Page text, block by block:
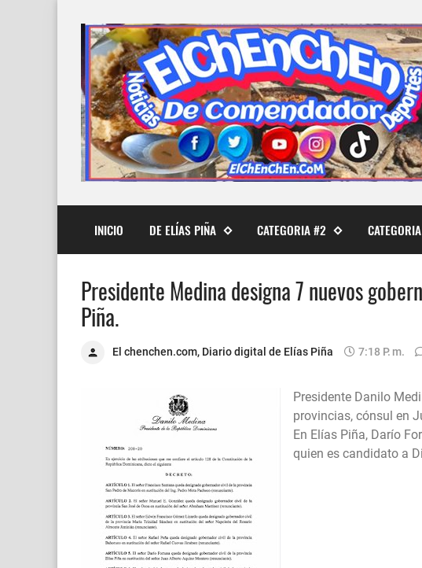
INICIO DE ELÍAS PIÑA CATEGORIA #2
Presidente Medina designa 7 nuevos
Piña.
El chenchen.com, Diario digital de Elías Piña 7:18 P. M.
Presidente Danilo
provincias, cónsul en
En Elías Piña, Darío
quien es candidato a